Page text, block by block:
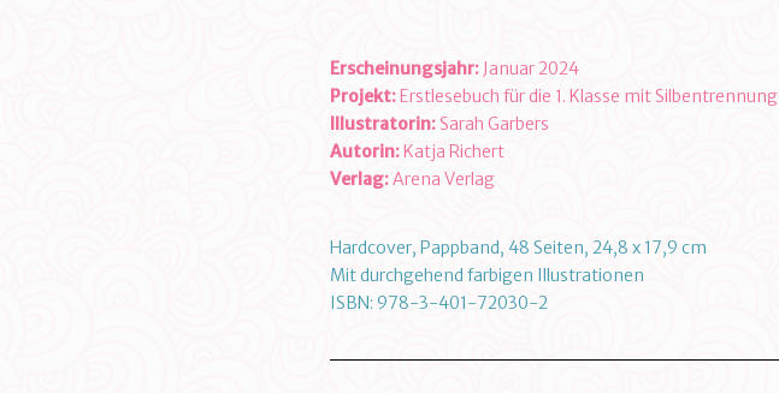
Erscheinungsjahr:Januar 2024
Projekt:Erstlesebuch für die 1. Klasse mit Silbentrennung
Illustratorin:Sarah Garbers
Autorin:Katja Richert
Verlag:Arena Verlag
Hardcover, Pappband, 48 Seiten, 24,8 x 17,9 cm
Mit durchgehend farbigen Illustrationen
ISBN: 978-3-401-72030-2